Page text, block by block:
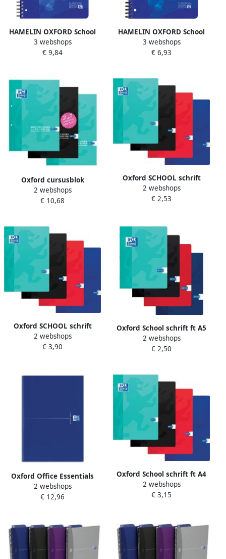
HAMELIN OXFORD School
projectbook A4 gelijnd 4
gaats 120 vel soepele
3 webshops
€ 9,84
HAMELIN OXFORD School
projectbook A5 gelijnd 6
gaats 120 vel soepele
3 webshops
€ 6,93
Oxford cursusblok
voordeelpak van 3 stuks
geassorteerde kleuren ft A4
2 webshops
€ 10,68
Oxford SCHOOL schrift
geassorteerde kleuren ft A4
72 bladzijden geruit 5 mm
2 webshops
€ 2,53
Oxford SCHOOL schrift
geassorteerde kleuren ft A4
120 bladzijden geruit 5 mm
2 webshops
€ 3,90
Oxford School schrift ft A5
120 bladzijden met kantlijn
gelijnd geassorteerde
2 webshops
€ 2,50
Oxford Office Essentials
schrift harde kaft 192
bladzijden gelijnd ft A4
2 webshops
€ 12,96
Oxford School schrift ft A4
120 bladzijden met kantlijn
gelijnd geassorteerde
2 webshops
€ 3,15